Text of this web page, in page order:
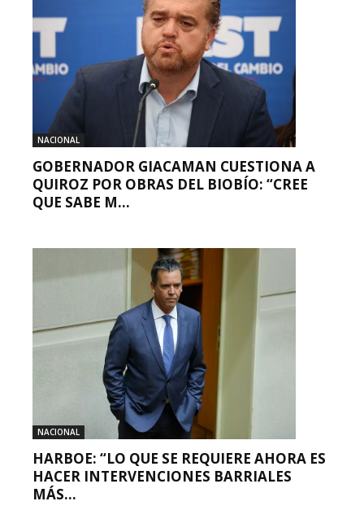
NACIONAL
GOBERNADOR GIACAMAN CUESTIONA A
QUIROZ POR OBRAS DEL BIOBÍO: “CREE
QUE SABE M...
NACIONAL
HARBOE: “LO QUE SE REQUIERE AHORA ES
HACER INTERVENCIONES BARRIALES
MÁS...